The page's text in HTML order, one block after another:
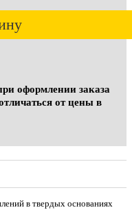
оформлении заказа
от цены в
в твердых основаниях